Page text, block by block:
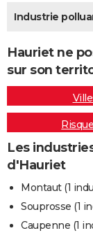
Destinations
City break
Voyage nature
Voyage de noces
Forum
Climat
+PHOTO
GUIDES D'ACHAT
BONS PLANS
CARTE DE VOEUX
Carte de Noël
Carte Bonne année
Carte Saint-
Carte
DICTIONNAIRE
Dictionnaire
Biographies
Citations
Expressions
Proverbes
PROGRAMME TV
COPAINS D'AVANT
S'inscrire
Se connecter
Lycées
Collèges
Primaires
Universités
Entreprises
Service militaire
Avis de recherche
AVIS DE DÉCÈS
Industrie
Hauriet ne
sur son
Les
d'Hauriet
Montaut (1
Souprosse (1
Caupenne (1